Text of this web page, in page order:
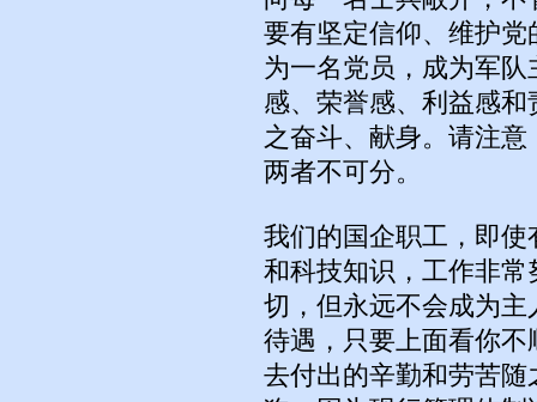
要有坚定信仰、维护
为一名党员，成为军
感、荣誉感、利益感
之奋斗、献身。请注
两者不可分。
我们的国企职工，即
和科技知识，工作非
切，但永远不会成为
待遇，只要上面看你
去付出的辛勤和劳苦